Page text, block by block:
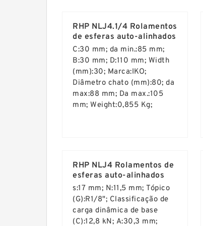
RHP NLJ4.1/4 Rolamentos
de esferas auto-alinhados
C:30 mm; da min.:85 mm;
B:30 mm; D:110 mm; Width
(mm):30; Marca:IKO;
Diâmetro chato (mm):80; da
max:88 mm; Da max.:105
mm; Weight:0,855 Kg;
RHP NLJ4 Rolamentos de
esferas auto-alinhados
s:17 mm; N:11,5 mm; Tópico
(G):R1/8"; Classificação de
carga dinâmica de base
(C):12,8 kN; A:30,3 mm;